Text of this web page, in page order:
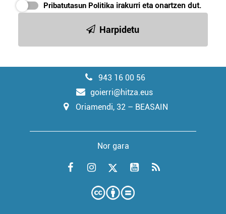
Pribatutasun Politika irakurri eta onartzen dut.
Harpidetu
943 16 00 56
goierri@hitza.eus
Oriamendi, 32 – BEASAIN
Nor gara